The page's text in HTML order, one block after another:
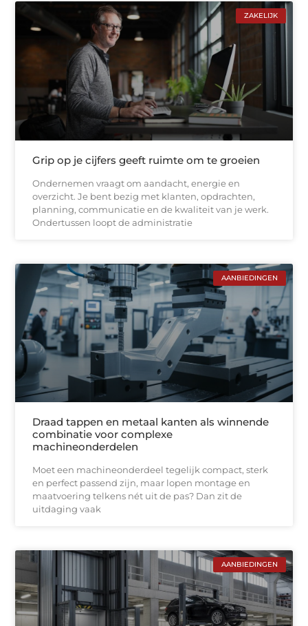
ZAKELIJK
Grip op je cijfers geeft ruimte om te groeien
Ondernemen vraagt om aandacht, energie en
overzicht. Je bent bezig met klanten, opdrachten,
planning, communicatie en de kwaliteit van je werk.
Ondertussen loopt de administratie
AANBIEDINGEN
Draad tappen en metaal kanten als winnende
combinatie voor complexe
machineonderdelen
Moet een machineonderdeel tegelijk compact, sterk
en perfect passend zijn, maar lopen montage en
maatvoering telkens nét uit de pas? Dan zit de
uitdaging vaak
AANBIEDINGEN